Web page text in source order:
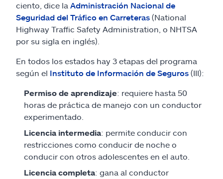
ciento, dice la Administración Nacional de
Seguridad del Tráfico en Carreteras (National
Highway Traffic Safety Administration, o NHTSA
por su sigla en inglés).
En todos los estados hay 3 etapas del programa
según el Instituto de Información de Seguros (III):
Permiso de aprendizaje: requiere hasta 50
horas de práctica de manejo con un conductor
experimentado.
Licencia intermedia: permite conducir con
restricciones como conducir de noche o
conducir con otros adolescentes en el auto.
Licencia completa: gana al conductor